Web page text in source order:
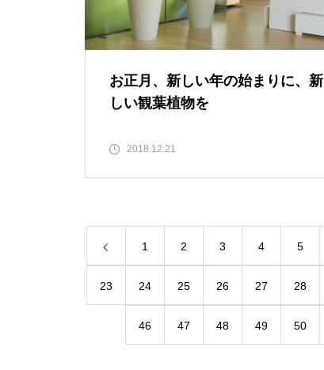
お正月、新しい年の始まりに、新
しい観葉植物を
2018.12.21
1 2 3 4 5
23 24 25 26 27 28
46 47 48 49 50